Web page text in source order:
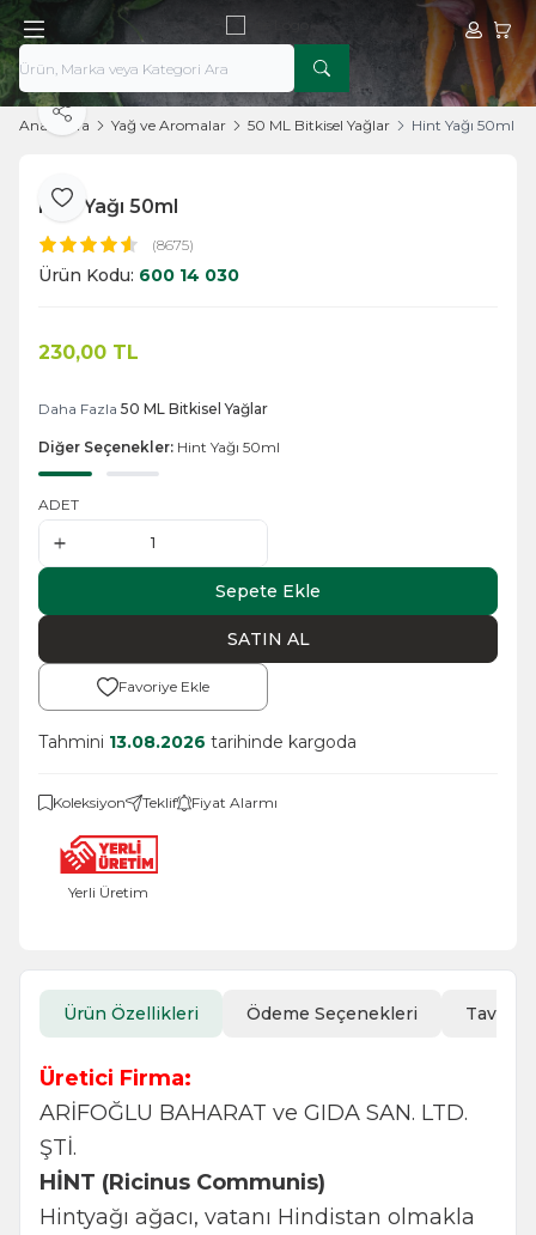
Hesabım
Ana Sayfa Yağ ve Aromalar 50 ML Bitkisel Yağlar Hint Yağı 50ml
Favoriye Ekle
Paylaş
Hint Yağı 50ml
(8675)
Ürün Kodu: 600 14 030
230,00 TL
Daha Fazla 50 ML Bitkisel Yağlar
Diğer Seçenekler: Hint Yağı 50ml
ADET
Sepete Ekle
SATIN AL
Favoriye Ekle
Tahmini 13.08.2026 tarihinde kargoda
Koleksiyon Teklif Fiyat Alarmı
Yerli Üretim
Ürün Özellikleri Ödeme Seçenekleri Tavsiye
Üretici Firma:
ARİFOĞLU BAHARAT ve GIDA SAN. LTD.
ŞTİ.
HİNT (Ricinus Communis)
Hintyağı ağacı, vatanı Hindistan olmakla